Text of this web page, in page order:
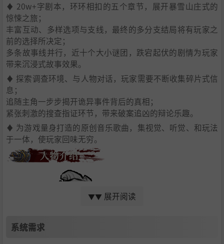
♦ 20w+字剧本，环环相扣的五个章节，展开暴雪山庄式的
惊悚之旅；
丰富互动、多样选项与支线，最终的多分支结局将有玩家之
前的选择所决定；
多条故事线并行，近十个大小谜团，跌宕起伏的剧情为玩家
带来沉浸式故事效果。
♦ 探索调查环境、与人物对话，玩家需要不断收集碎片式信
息；
追随主角一步步揭开诡异事件背后的真相；
紧张刺激的搜查指证环节，带来破案追凶的辩论乐趣。
♦ 为游戏量身打造的原创音乐歌曲，集视觉、听觉、和玩法
于一体，使玩家回味无穷。
▼▼ 展开阅读
系统需求